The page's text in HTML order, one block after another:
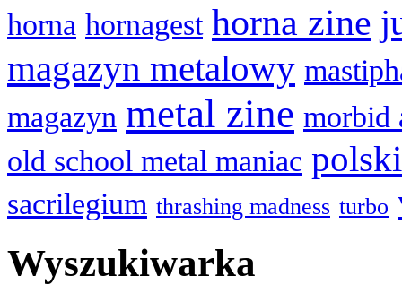
horna hornagest horna zine
magazyn metalowy
magazyn metal zine morbid
old school metal maniac
sacrilegium thrashing madness turbo
Wyszukiwarka